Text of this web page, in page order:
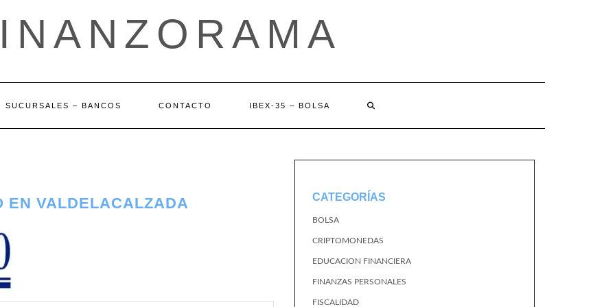
SUCURSALES – BANCOS CONTACTO IBEX-35 – BOLSA
VALDELACALZADA CATEGORÍAS
BOLSA
CRIPTOMONEDAS
EDUCACION FINANCIERA
FINANZAS PERSONALES
FISCALIDAD